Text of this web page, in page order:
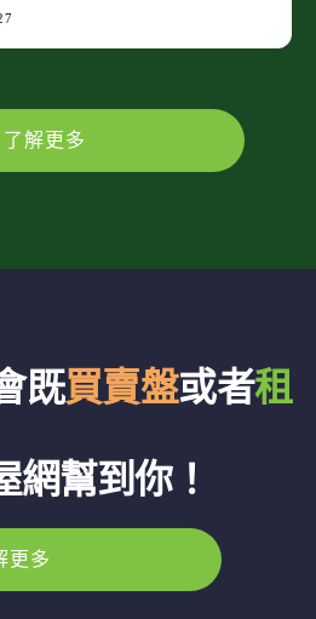
了解更多
既買賣盤或者租
網幫到你！
更多